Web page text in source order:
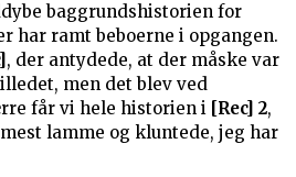
baggrundshistorien for
har ramt beboerne i opgangen.
, der antydede, at der måske var
men det blev ved
får vi hele historien i [Rec] 2,
lamme og kluntede, jeg har